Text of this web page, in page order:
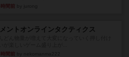
間前
メントオンラインタクティクス
間前